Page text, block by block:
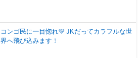
コンゴ民に一目惚れ💛 JKだってカラフルな世
界へ飛び込みます！